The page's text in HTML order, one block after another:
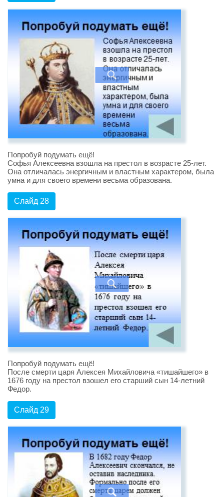
Попробуй подумать ещё!
Софья Алексеевна взошла на престол в возрасте 25-лет.
Она отличалась энергичным и властным характером, была
умна и для своего времени весьма образована.
Слайд 28
Попробуй подумать ещё!
После смерти царя Алексея Михайловича «тишайшего» в
1676 году на престол взошел его старший сын 14-летний
Федор.
Слайд 29